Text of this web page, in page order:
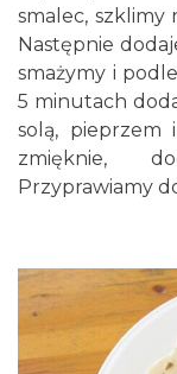
smalec,
Następnie
smażymy i
5 minutach
solą, pieprzem
zmięknie,
Przyprawiamy